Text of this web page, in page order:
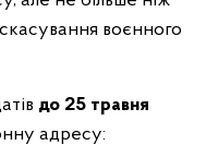
воєнного
до 25 травня
адресу: